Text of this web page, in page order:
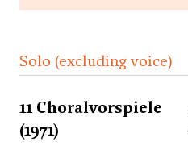
Solo (excluding voice)
11 Choralvorspiele
(1971)